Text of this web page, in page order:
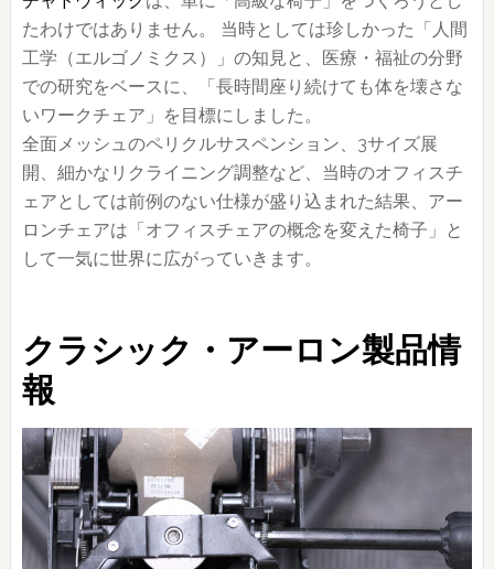
たわけではありません。 当時としては珍しかった「人間
工学（エルゴノミクス）」の知見と、医療・福祉の分野
での研究をベースに、「長時間座り続けても体を壊さな
いワークチェア」を目標にしました。
全面メッシュのペリクルサスペンション、3サイズ展
開、細かなリクライニング調整など、当時のオフィスチ
ェアとしては前例のない仕様が盛り込まれた結果、アー
ロンチェアは「オフィスチェアの概念を変えた椅子」と
して一気に世界に広がっていきます。
クラシック・アーロン製品情
報